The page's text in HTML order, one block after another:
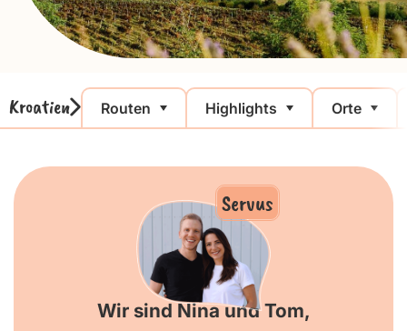
Kroatien Routen Highlights Orte
Servus
Wir sind Nina und Tom,